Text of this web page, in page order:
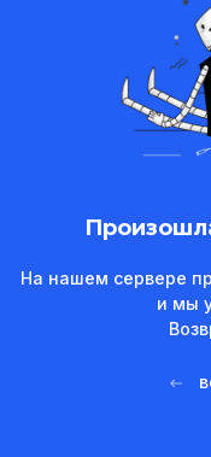
На нашем сервере
и мы